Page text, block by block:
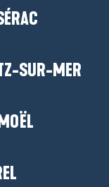
SUR-MER
blockhaus
avec ses
sur cinq